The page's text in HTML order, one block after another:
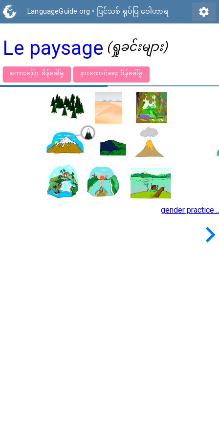
LanguageGuide.org • ပြင်သစ် ရုပ်ပြ ဝေါဟာရ settings
Le paysage (ရှုခင်းများ)
စကားပြော စိန်ခေါ်မှု နားထောင်ရေး စိန်ခေါ်မှု
gender practice ..